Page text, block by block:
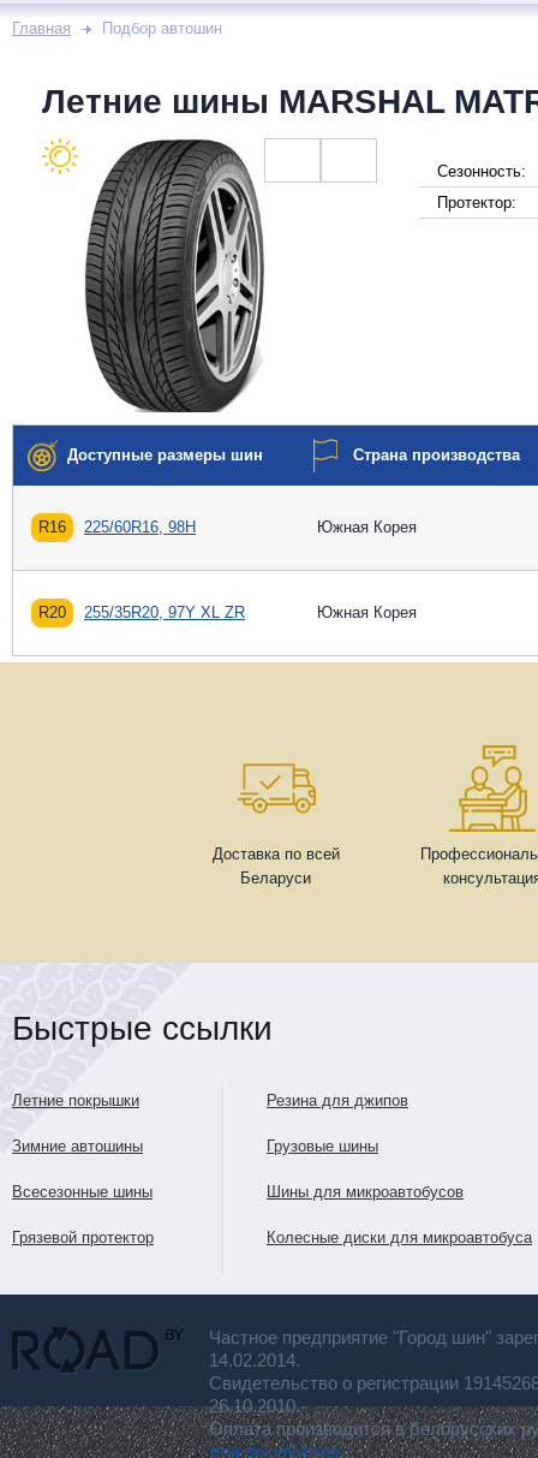
Главная Подбор автошин
Летние шины MARSHAL
Сезонность:
Протектор:
Доступные размеры шин Страна производства
R16 225/60R16, 98H Южная Корея
R20 255/35R20, 97Y XL ZR Южная Корея
Доставка по всей
Беларуси
Быстрые ссылки
Летние покрышки
Зимние автошины
Всесезонные шины
Грязевой протектор
Резина для джипов
Грузовые шины
Шины для микроавтобусов
Колесные диски для микроавтобуса
Частное предприятие "Город шин"
14.02.2014.
Свидетельство о регистрации
26.10.2010.
Оплата производится в белорусских
для покупателя.